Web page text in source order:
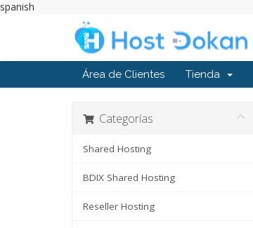
spanish
Área de Clientes Tienda
Categorías
Shared Hosting
BDIX Shared Hosting
Reseller Hosting